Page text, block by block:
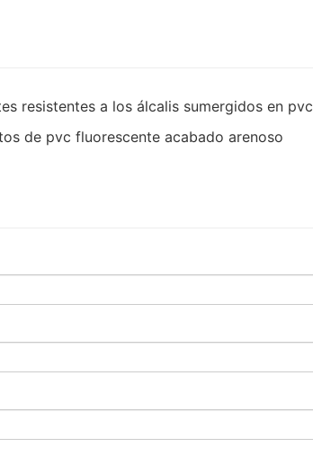
resistentes a los álcalis sumergidos en pvc
de pvc fluorescente acabado arenoso